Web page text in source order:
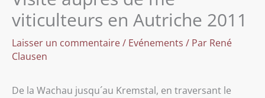
viticulteurs en Autriche 2011
Laisser un commentaire/ Evénements / Par René
Clausen
De la Wachau jusqu´au Kremstal, en traversant le